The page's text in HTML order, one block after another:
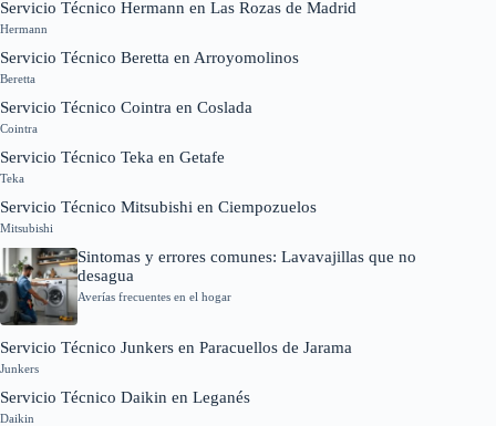
Servicio Técnico Hermann en Las Rozas de Madrid
Hermann
Servicio Técnico Beretta en Arroyomolinos
Beretta
Servicio Técnico Cointra en Coslada
Cointra
Servicio Técnico Teka en Getafe
Teka
Servicio Técnico Mitsubishi en Ciempozuelos
Mitsubishi
Sintomas y errores comunes: Lavavajillas que no
desagua
Averías frecuentes en el hogar
Servicio Técnico Junkers en Paracuellos de Jarama
Junkers
Servicio Técnico Daikin en Leganés
Daikin